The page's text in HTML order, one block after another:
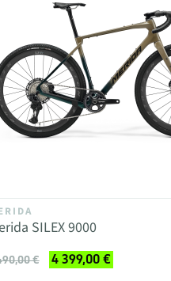
SILEX 9000
€ 4 399,00 €